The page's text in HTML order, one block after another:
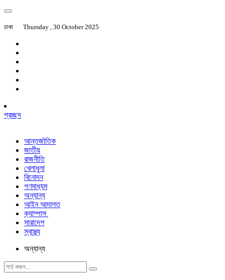
ঢাকা Thursday , 30 October 2025
প্রচ্ছদ
আন্তর্জাতিক
জাতীয়
রাজনীতি
খেলাধুলা
বিনোদন
গণমাধ্যম
অন্যান্য
আইন আদালত
ক্যাম্পাস
সারাদেশ
স্বাস্থ্য
অন্যান্য